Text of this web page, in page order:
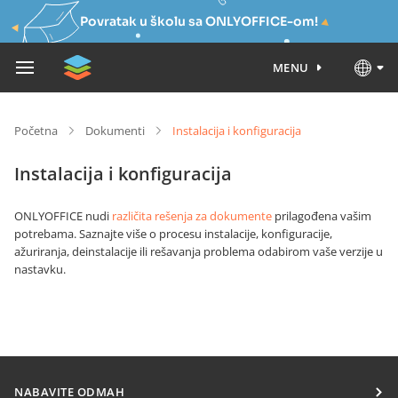
Povratak u školu sa ONLYOFFICE-om!
MENU
Početna Dokumenti Instalacija i konfiguracija
Instalacija i konfiguracija
ONLYOFFICE nudi različita rešenja za dokumente prilagođena vašim
potrebama. Saznajte više o procesu instalacije, konfiguracije,
ažuriranja, deinstalacije ili rešavanja problema odabirom vaše verzije u
nastavku.
NABAVITE ODMAH